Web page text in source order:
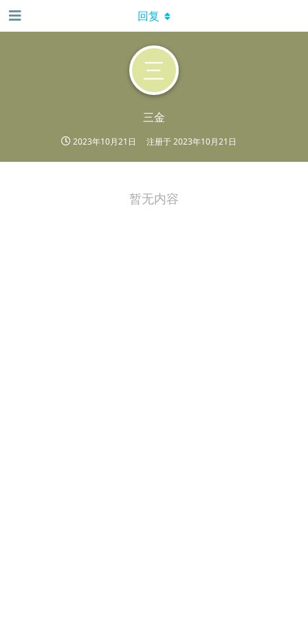
三
三金
2023年10月21日 注册于2023年10月21日
回复
暂无内容